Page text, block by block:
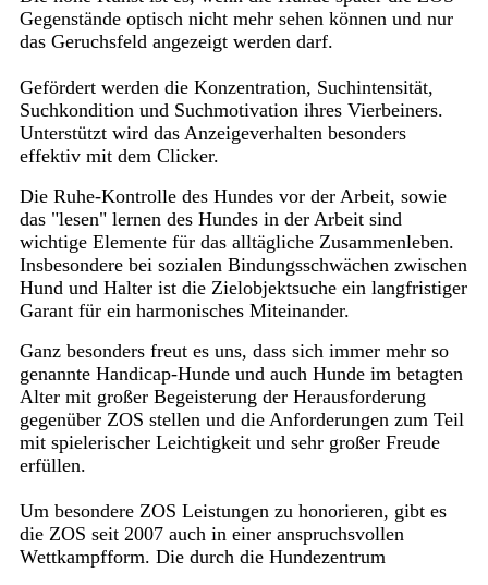
Gegenstände optisch nicht mehr sehen können und nur
das Geruchsfeld angezeigt werden darf.
Gefördert werden die Konzentration, Suchintensität,
Suchkondition und Suchmotivation ihres Vierbeiners.
Unterstützt wird das Anzeigeverhalten besonders
effektiv mit dem Clicker.
Die Ruhe-Kontrolle des Hundes vor der Arbeit, sowie
das "lesen" lernen des Hundes in der Arbeit sind
wichtige Elemente für das alltägliche Zusammenleben.
Insbesondere bei sozialen Bindungsschwächen zwischen
Hund und Halter ist die Zielobjektsuche ein langfristiger
Garant für ein harmonisches Miteinander.
Ganz besonders freut es uns, dass sich immer mehr so
genannte Handicap-Hunde und auch Hunde im betagten
Alter mit großer Begeisterung der Herausforderung
gegenüber ZOS stellen und die Anforderungen zum Teil
mit spielerischer Leichtigkeit und sehr großer Freude
erfüllen.
Um besondere ZOS Leistungen zu honorieren, gibt es
die ZOS seit 2007 auch in einer anspruchsvollen
Wettkampfform. Die durch die Hundezentrum